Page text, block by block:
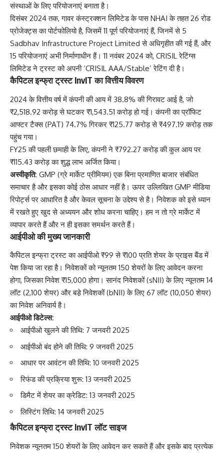
संस्थाओं के लिए परियोजनाएं बनाता है।
दिसंबर 2024 तक, गावर कंस्ट्रक्शन लिमिटेड के पास NHAI के तहत 26 रोड
प्रोजेक्ट्स का पोर्टफोलियो है, जिसमें 11 पूर्ण परियोजनाएं हैं, जिनमें से 5
Sadbhav Infrastructure Project Limited से अधिगृहीत की गई हैं, और
15 परियोजनाएं अभी निर्माणाधीन हैं। 11 नवंबर 2024 को, CRISIL रेटिंग्स
लिमिटेड ने ट्रस्ट को अपनी ‘CRISIL AAA/Stable’ रेटिंग दी है।
कैपिटल इन्फ्रा ट्रस्ट InvIT का वित्तीय विवरण
2024 के वित्तीय वर्ष में कंपनी की आय में 38.8% की गिरावट आई है, जो
₹2,518.92 करोड़ से घटकर ₹1,543.51 करोड़ हो गई। कंपनी का प्रॉफिट
आफ्टर टैक्स (PAT) 74.7% गिरकर ₹125.77 करोड़ से ₹497.19 करोड़ तक
पहुंच गया।
FY25 की पहली छमाही के लिए, कंपनी ने ₹792.27 करोड़ की कुल आय पर
₹115.43 करोड़ का शुद्ध लाभ अर्जित किया।
अस्वीकृति: GMP (ग्रे मार्केट प्रीमियम) एक बिना प्रमाणित बाजार संबंधित
समाचार है और इसका कोई ठोस आधार नहीं है। ऊपर उल्लिखित GMP मीडिया
रिपोर्ट्स पर आधारित है और केवल सूचना के उद्देश्य से है। निवेशक को इसे ध्यान
में रखते हुए खुद से अध्ययन और शोध करना चाहिए। हम न तो ग्रे मार्केट में
व्यापार करते हैं और न ही इसका समर्थन करते हैं।
आईपीओ की मुख्य जानकारी
कैपिटल इन्फ्रा ट्रस्ट का आईपीओ ₹99 से ₹100 प्रति शेयर के प्राइस बैंड में
पेश किया जा रहा है। निवेशकों को न्यूनतम 150 शेयरों के लिए आवेदन करना
होगा, जिसका निवेश ₹15,000 होगा। सानंद निवेशकों (sNII) के लिए न्यूनतम 14
लॉट (2,100 शेयर) और बडे़ निवेशकों (bNII) के लिए 67 लॉट (10,050 शेयर)
का निवेश अनिवार्य है।
आईपीओ डिटेल्स:
आईपीओ खुलने की तिथि: 7 जनवरी 2025
आईपीओ बंद होने की तिथि: 9 जनवरी 2025
आधार पर आवंटन की तिथि: 10 जनवरी 2025
रिफंड की प्रक्रिया शुरू: 13 जनवरी 2025
डिमैट में शेयर का क्रेडिट: 13 जनवरी 2025
लिस्टिंग तिथि: 14 जनवरी 2025
कैपिटल इन्फ्रा ट्रस्ट InvIT लॉट साइज
निवेशक न्यूनतम 150 शेयरों के लिए आवेदन कर सकते हैं और इसके बाद प्रत्येक